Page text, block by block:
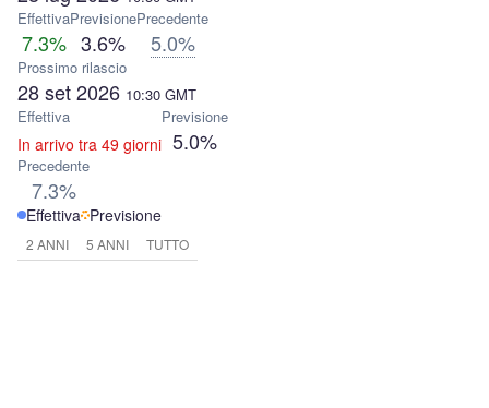
Effettiva
7.3%
Previsione
3.6%
Precedente
5.0%
Prossimo rilascio
28 set 2026 10:30 GMT
Effettiva
In arrivo tra 49 giorni
Previsione
5.0%
Precedente
7.3%
Effettiva Previsione
2 ANNI 5 ANNI TUTTO